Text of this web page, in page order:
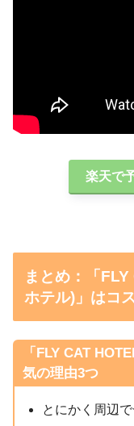
楽天で
まとめ：「
ホテル)」はコ
「FLY CAT
気の理由3つ
とにかく周辺